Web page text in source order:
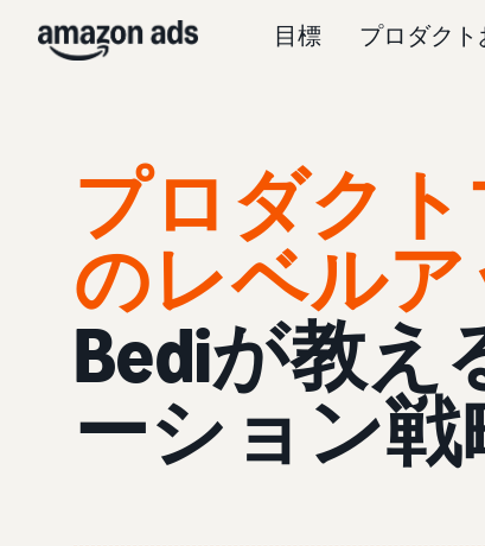
目標 プロダク
プロダク
のレベルア
Bediが教え
ーション戦